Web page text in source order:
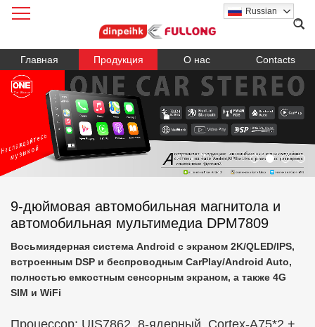
Russian
Главная Продукция О нас Contacts
9-дюймовая автомобильная магнитола и
автомобильная мультимедиа DPM7809
Восьмиядерная система Android с экраном 2K/QLED/IPS,
встроенным DSP и беспроводным CarPlay/Android Auto,
полностью емкостным сенсорным экраном, а также 4G
SIM и WiFi
Процессор: UIS7862, 8-ядерный, Cortex-A75*2 +